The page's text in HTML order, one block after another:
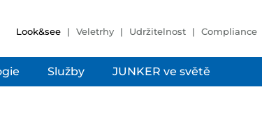
Look&see Veletrhy Udržitelnost Compliance
Služby JUNKER ve světě